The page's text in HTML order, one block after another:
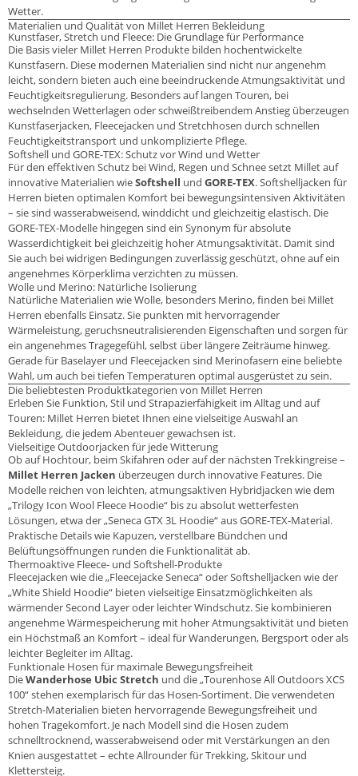
Wetter.
Materialien und Qualität von Millet Herren Bekleidung
Kunstfaser, Stretch und Fleece: Die Grundlage für Performance
Die Basis vieler Millet Herren Produkte bilden hochentwickelte
Kunstfasern. Diese modernen Materialien sind nicht nur angenehm
leicht, sondern bieten auch eine beeindruckende Atmungsaktivität und
Feuchtigkeitsregulierung. Besonders auf langen Touren, bei
wechselnden Wetterlagen oder schweißtreibendem Anstieg überzeugen
Kunstfaserjacken, Fleecejacken und Stretchhosen durch schnellen
Feuchtigkeitstransport und unkomplizierte Pflege.
Softshell und GORE-TEX: Schutz vor Wind und Wetter
Für den effektiven Schutz bei Wind, Regen und Schnee setzt Millet auf
innovative Materialien wieSoftshell und GORE-TEX. Softshelljacken für
Herren bieten optimalen Komfort bei bewegungsintensiven Aktivitäten
– sie sind wasserabweisend, winddicht und gleichzeitig elastisch. Die
GORE-TEX-Modelle hingegen sind ein Synonym für absolute
Wasserdichtigkeit bei gleichzeitig hoher Atmungsaktivität. Damit sind
Sie auch bei widrigen Bedingungen zuverlässig geschützt, ohne auf ein
angenehmes Körperklima verzichten zu müssen.
Wolle und Merino: Natürliche Isolierung
Natürliche Materialien wie Wolle, besonders Merino, finden bei Millet
Herren ebenfalls Einsatz. Sie punkten mit hervorragender
Wärmeleistung, geruchsneutralisierenden Eigenschaften und sorgen für
ein angenehmes Tragegefühl, selbst über längere Zeiträume hinweg.
Gerade für Baselayer und Fleecejacken sind Merinofasern eine beliebte
Wahl, um auch bei tiefen Temperaturen optimal ausgerüstet zu sein.
Die beliebtesten Produktkategorien von Millet Herren
Erleben Sie Funktion, Stil und Strapazierfähigkeit im Alltag und auf
Touren: Millet Herren bietet Ihnen eine vielseitige Auswahl an
Bekleidung, die jedem Abenteuer gewachsen ist.
Vielseitige Outdoorjacken für jede Witterung
Ob auf Hochtour, beim Skifahren oder auf der nächsten Trekkingreise –
Millet Herren Jacken überzeugen durch innovative Features. Die
Modelle reichen von leichten, atmungsaktiven Hybridjacken wie dem
„Trilogy Icon Wool Fleece Hoodie“ bis zu absolut wetterfesten
Lösungen, etwa der „Seneca GTX 3L Hoodie“ aus GORE-TEX-Material.
Praktische Details wie Kapuzen, verstellbare Bündchen und
Belüftungsöffnungen runden die Funktionalität ab.
Thermoaktive Fleece- und Softshell-Produkte
Fleecejacken wie die „Fleecejacke Seneca“ oder Softshelljacken wie der
„White Shield Hoodie“ bieten vielseitige Einsatzmöglichkeiten als
wärmender Second Layer oder leichter Windschutz. Sie kombinieren
angenehme Wärmespeicherung mit hoher Atmungsaktivität und bieten
ein Höchstmaß an Komfort – ideal für Wanderungen, Bergsport oder als
leichter Begleiter im Alltag.
Funktionale Hosen für maximale Bewegungsfreiheit
DieWanderhose Ubic Stretch und die „Tourenhose All Outdoors XCS
100“ stehen exemplarisch für das Hosen-Sortiment. Die verwendeten
Stretch-Materialien bieten hervorragende Bewegungsfreiheit und
hohen Tragekomfort. Je nach Modell sind die Hosen zudem
schnelltrocknend, wasserabweisend oder mit Verstärkungen an den
Knien ausgestattet – echte Allrounder für Trekking, Skitour und
Klettersteig.